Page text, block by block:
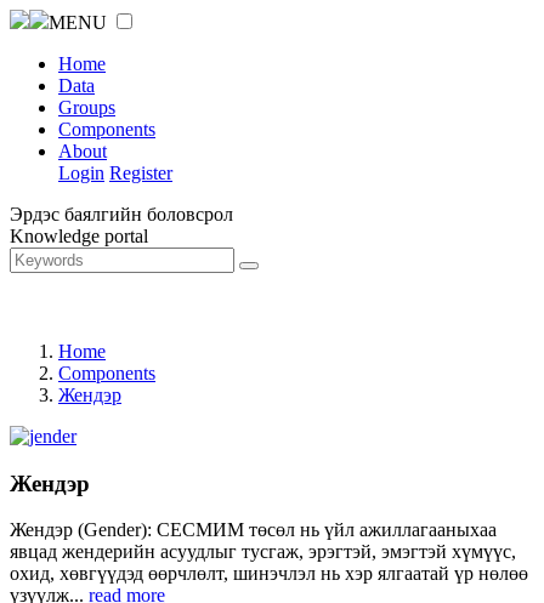
MENU
Home
Data
Groups
Components
About
Login Register
Эрдэс баялгийн боловсрол
Knowledge portal
Home
Components
Жендэр
Жендэр
Жендэр (Gender): СЕСМИМ төсөл нь үйл ажиллагааныхаа
явцад жендерийн асуудлыг тусгаж, эрэгтэй, эмэгтэй хүмүүс,
охид, хөвгүүдэд өөрчлөлт, шинэчлэл нь хэр ялгаатай үр нөлөө
үзүүлж... read more